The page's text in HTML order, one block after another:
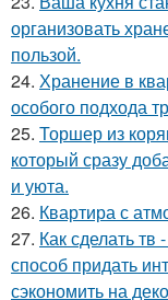
организовать
пользой.
24. Хранение в
особого подхода
25. Торшер из
который сразу
и уюта.
26. Квартира с
27. Как сделать тв
способ придать
сэкономить на